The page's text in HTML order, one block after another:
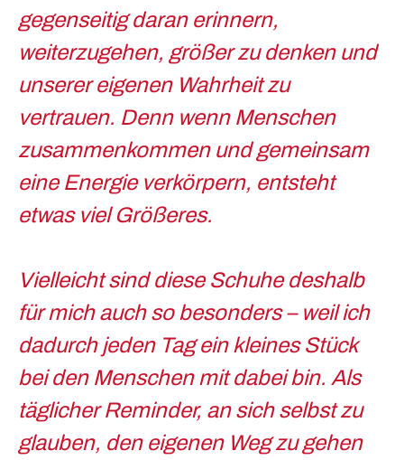
gegenseitig daran erinnern,
weiterzugehen, größer zu denken und
unserer eigenen Wahrheit zu
vertrauen. Denn wenn Menschen
zusammenkommen und gemeinsam
eine Energie verkörpern, entsteht
etwas viel Größeres.
Vielleicht sind diese Schuhe deshalb
für mich auch so besonders – weil ich
dadurch jeden Tag ein kleines Stück
bei den Menschen mit dabei bin. Als
täglicher Reminder, an sich selbst zu
glauben, den eigenen Weg zu gehen